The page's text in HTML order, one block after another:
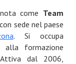
come Team
con sede nel paese
. Si occupa
alla formazione
dal 2006,